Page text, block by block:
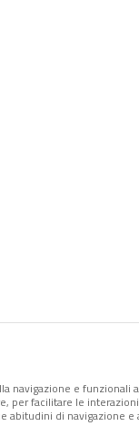
navigazione e
per facilitare le
abitudini di navigazione e